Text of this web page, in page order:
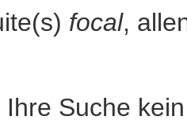
focal,
Suche